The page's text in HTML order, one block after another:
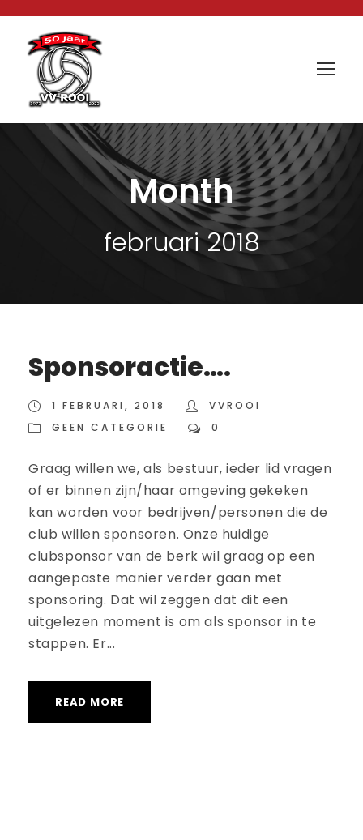
Month
februari 2018
Sponsoractie….
1 FEBRUARI, 2018
VVROOI
GEEN CATEGORIE
0
Graag willen we, als bestuur, ieder lid vragen
of er binnen zijn/haar omgeving gekeken
kan worden voor bedrijven/personen die de
club willen sponsoren. Onze huidige
clubsponsor van de berk wil graag op een
aangepaste manier verder gaan met
sponsoring. Dat wil zeggen dat dit een
uitgelezen moment is om als sponsor in te
stappen. Er...
READ MORE